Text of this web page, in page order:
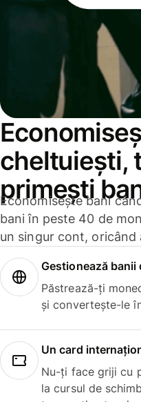
cheltuiești,
primești
Economisește bani
bani în peste 40 de
un singur cont, oricând
Gestionează banii
Păstrează-ți
și convertește-le
Un card
Nu-ți face griji cu
la cursul de